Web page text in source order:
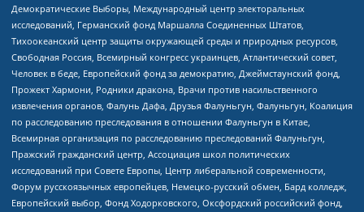
Демократические Выборы, Международный центр электоральных
исследований, Германский фонд Маршалла Соединенных Штатов,
Тихоокеанский центр защиты окружающей среды и природных ресурсов,
Свободная Россия, Всемирный конгресс украинцев, Атлантический совет,
Человек в беде, Европейский фонд за демократию, Джеймстаунский фонд,
Прожект Хармони, Родники дракона, Врачи против насильственного
извлечения органов, Фалунь Дафа, Друзья Фалуньгун, Фалуньгун, Коалиция
по расследованию преследования в отношении Фалуньгун в Китае,
Всемирная организация по расследованию преследований Фалуньгун,
Пражский гражданский центр, Ассоциация школ политических
исследований при Совете Европы, Центр либеральной современности,
Форум русскоязычных европейцев, Немецко-русский обмен, Бард колледж,
Европейский выбор, Фонд Ходорковского, Оксфордский российский фонд,